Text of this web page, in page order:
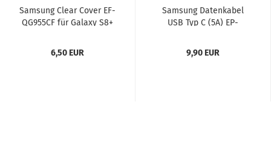
Sam­sung Clear Cover EF-​
QG955CF für Ga­la­xy S8+
6,50 EUR
Sam­sung Da­ten­ka­bel
USB Typ C (5A) EP-​
9,90 EUR